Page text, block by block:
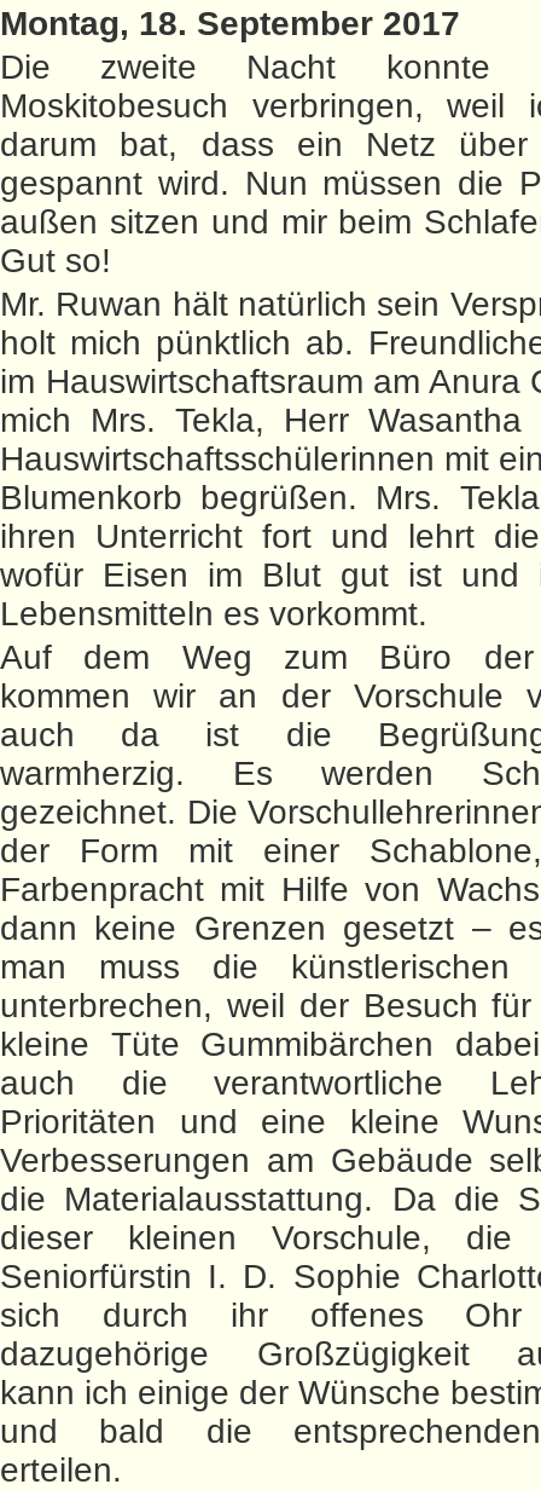
Montag, 18. September 2017
Die zweite Nacht konnte
Moskitobesuch verbringen, weil
darum bat, dass ein Netz
gespannt wird. Nun müssen die
außen sitzen und mir beim
Gut so!
Mr. Ruwan hält natürlich sein
holt mich pünktlich ab.
im Hauswirtschaftsraum am Anura
mich Mrs. Tekla, Herr Wasantha
Hauswirtschaftsschülerinnen mit
Blumenkorb begrüßen. Mrs.
ihren Unterricht fort und lehrt
wofür Eisen im Blut gut ist und
Lebensmitteln es vorkommt.
Auf dem Weg zum Büro der
kommen wir an der Vorschule
auch da ist die
warmherzig. Es werden
gezeichnet. Die
der Form mit einer
Farbenpracht mit Hilfe von
dann keine Grenzen gesetzt –
man muss die künstlerischen
unterbrechen, weil der Besuch
kleine Tüte Gummibärchen
auch die verantwortliche
Prioritäten und eine kleine
Verbesserungen am Gebäude
die Materialausstattung. Da die
dieser kleinen Vorschule, die
Seniorfürstin I. D. Sophie
sich durch ihr offenes
dazugehörige Großzügigkeit
kann ich einige der Wünsche
und bald die
erteilen.